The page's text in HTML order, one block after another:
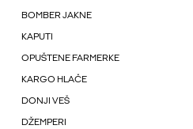
BOMBER JAKNE
KAPUTI
OPUŠTENE FARMERKE
KARGO HLAČE
DONJI VEŠ
DŽEMPERI